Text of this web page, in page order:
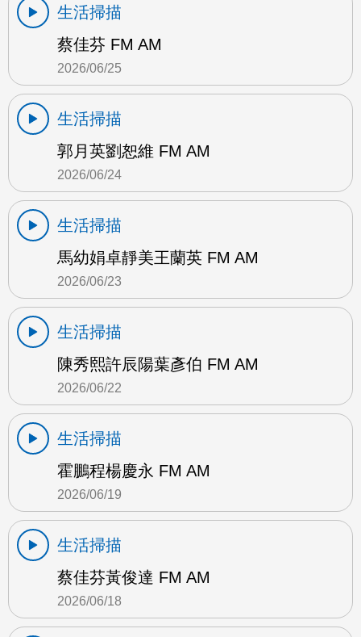
生活掃描
蔡佳芬 FM AM
2026/06/25
生活掃描
郭月英劉恕維 FM AM
2026/06/24
生活掃描
馬幼娟卓靜美王蘭英 FM AM
2026/06/23
生活掃描
陳秀熙許辰陽葉彥伯 FM AM
2026/06/22
生活掃描
霍鵬程楊慶永 FM AM
2026/06/19
生活掃描
蔡佳芬黃俊達 FM AM
2026/06/18